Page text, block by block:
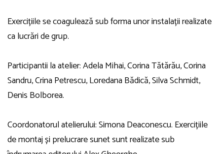
Exercițiile se coagulează sub forma unor instalații realizate
ca lucrări de grup.
Participantii la atelier: Adela Mihai, Corina Tătărău, Corina
Sandru, Crina Petrescu, Loredana Bădică, Silva Schmidt,
Denis Bolborea.
Coordonatorul atelierului: Simona Deaconescu. Exercițiile
de montaj și prelucrare sunet sunt realizate sub